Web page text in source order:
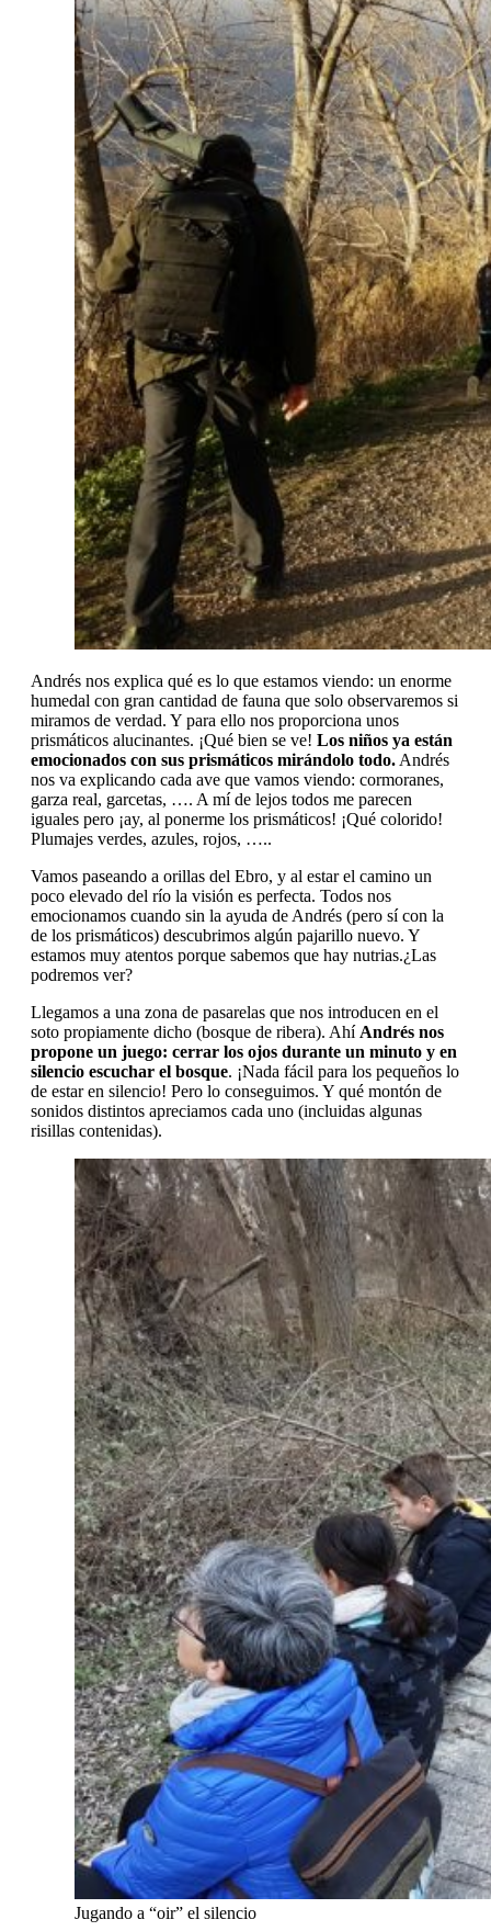
Andrés nos explica qué es lo que estamos viendo: un enorme
humedal con gran cantidad de fauna que solo observaremos si
miramos de verdad. Y para ello nos proporciona unos
prismáticos alucinantes. ¡Qué bien se ve! Los niños ya están
emocionados con sus prismáticos mirándolo todo. Andrés
nos va explicando cada ave que vamos viendo: cormoranes,
garza real, garcetas, …. A mí de lejos todos me parecen
iguales pero ¡ay, al ponerme los prismáticos! ¡Qué colorido!
Plumajes verdes, azules, rojos, …..
Vamos paseando a orillas del Ebro, y al estar el camino un
poco elevado del río la visión es perfecta. Todos nos
emocionamos cuando sin la ayuda de Andrés (pero sí con la
de los prismáticos) descubrimos algún pajarillo nuevo. Y
estamos muy atentos porque sabemos que hay nutrias.¿Las
podremos ver?
Llegamos a una zona de pasarelas que nos introducen en el
soto propiamente dicho (bosque de ribera). Ahí Andrés nos
propone un juego: cerrar los ojos durante un minuto y en
silencio escuchar el bosque. ¡Nada fácil para los pequeños lo
de estar en silencio! Pero lo conseguimos. Y qué montón de
sonidos distintos apreciamos cada uno (incluidas algunas
risillas contenidas).
Jugando a “oir” el silencio